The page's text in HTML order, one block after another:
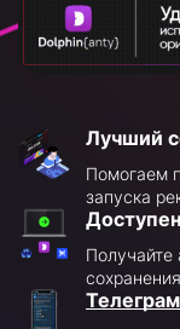
Лучший
Помогаем
запуска
Получайте